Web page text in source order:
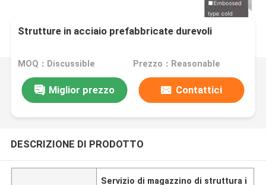
Strutture in acciaio prefabbricate durevoli
MOQ：Discussible Prezzo：Reasonable
Miglior prezzo Contattici
DESCRIZIONE DI PRODOTTO
Servizio di magazzino di struttura i